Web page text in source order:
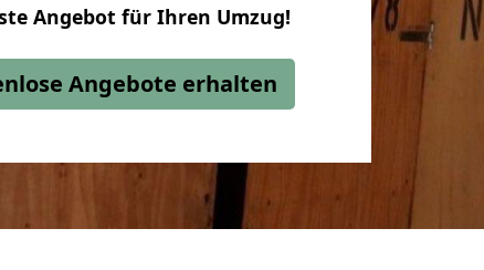
Angebot für Ihren Umzug!
Angebote erhalten